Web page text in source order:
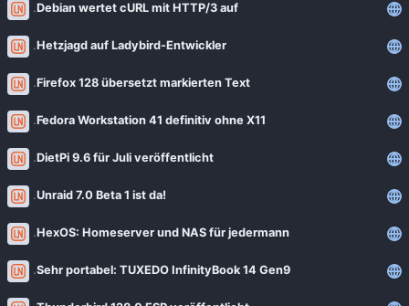
Debian wertet cURL mit HTTP/3 auf
Hetzjagd auf Ladybird-Entwickler
Firefox 128 übersetzt markierten Text
Fedora Workstation 41 definitiv ohne X11
DietPi 9.6 für Juli veröffentlicht
Unraid 7.0 Beta 1 ist da!
HexOS: Homeserver und NAS für jedermann
Sehr portabel: TUXEDO InfinityBook 14 Gen9